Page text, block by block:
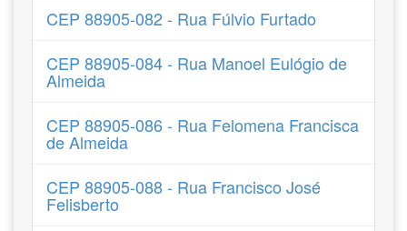
CEP 88905-082 - Rua Fúlvio Furtado
CEP 88905-084 - Rua Manoel Eulógio de
Almeida
CEP 88905-086 - Rua Felomena Francisca
de Almeida
CEP 88905-088 - Rua Francisco José
Felisberto